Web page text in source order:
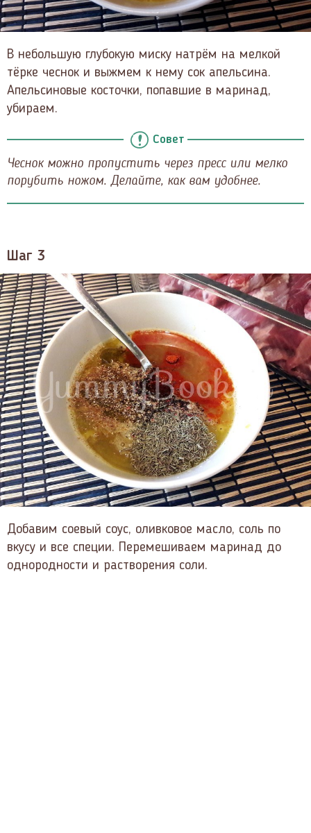
В небольшую глубокую миску натрём на мелкой
тёрке чеснок и выжмем к нему сок апельсина.
Апельсиновые косточки, попавшие в маринад,
убираем.
Совет
Чеснок можно пропустить через пресс или мелко
порубить ножом. Делайте, как вам удобнее.
Шаг 3
Добавим соевый соус, оливковое масло, соль по
вкусу и все специи. Перемешиваем маринад до
однородности и растворения соли.